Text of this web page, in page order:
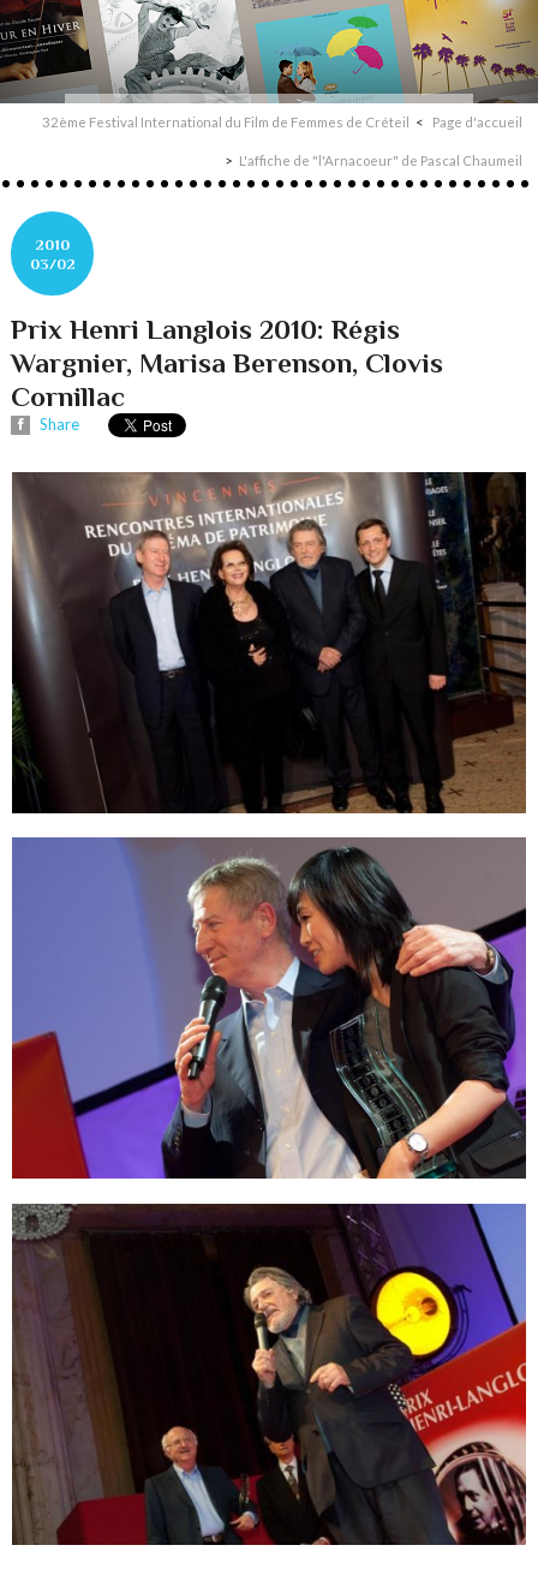
32ème Festival International du Film de Femmes de Créteil Page d'accueil
L'affiche de "l'Arnacoeur" de Pascal Chaumeil
2010
03/02
Prix Henri Langlois 2010: Régis
Wargnier, Marisa Berenson, Clovis
Cornillac
Share